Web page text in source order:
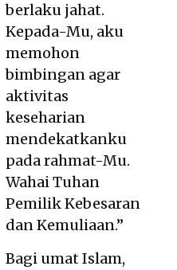
berlaku jahat.
Kepada-Mu, aku
memohon
bimbingan agar
aktivitas
keseharian
mendekatkanku
pada rahmat-Mu.
Wahai Tuhan
Pemilik Kebesaran
dan Kemuliaan.”
Bagi umat Islam,